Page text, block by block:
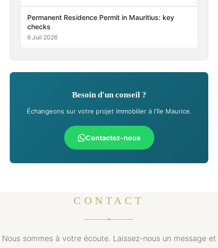
Permanent Residence Permit in Mauritius: key
checks
6 Juil 2026
Besoin d'un conseil ?
Échangeons sur votre projet immobilier à l'île Maurice.
Contactez-nous
CONTACT
Nous sommes à votre écoute. Laissez-nous un message et